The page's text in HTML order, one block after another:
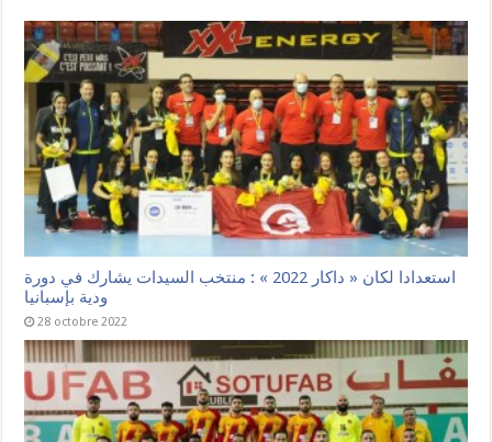
استعدادا لكان « داكار 2022 » : منتخب السيدات يشارك في دورة
ودية بإسبانيا
28 octobre 2022